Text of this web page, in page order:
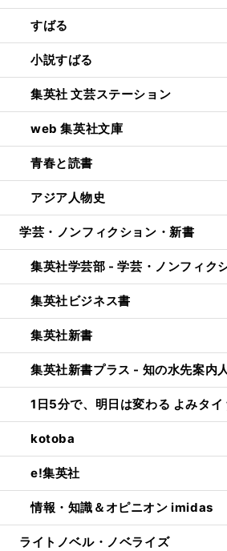
すばる
小説すばる
集英社 文芸ステーション
web 集英社文庫
青春と読書
アジア人物史
学芸・ノンフィクション・新書
集英社学芸部 - 学芸・ノンフィク
集英社ビジネス書
集英社新書
集英社新書プラス - 知の水先案内人
1日5分で、明日は変わる よみタ
kotoba
e!集英社
情報・知識＆オピニオン imidas
ライトノベル・ノベライズ